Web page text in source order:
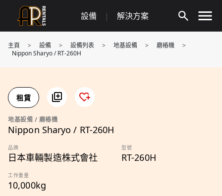
content
設備 | 解決方案
主頁 > 設備 > 設備列表 > 地基設備 > 磨樁機
>
Nippon Sharyo / RT-260H
租賃
地基設備 / 磨樁機
Nippon Sharyo / RT-260H
品牌
日本車輛製造株式會社
型號
RT-260H
工作重量
10,000kg